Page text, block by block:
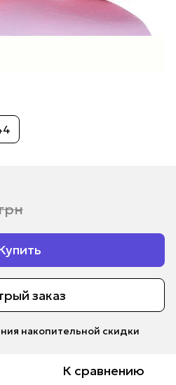
заказ
накопительной скидки
К сравнению